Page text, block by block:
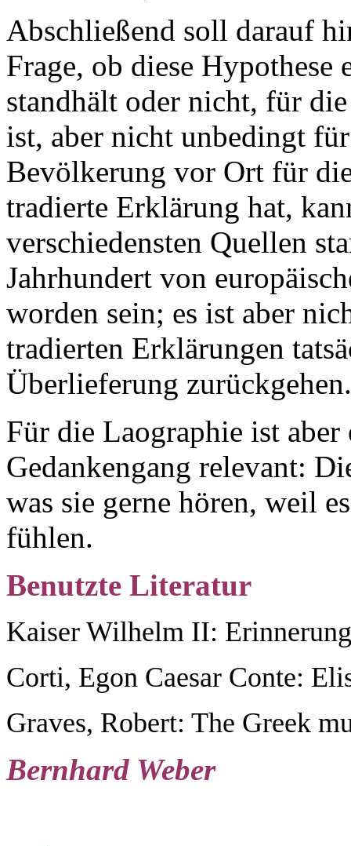
Abschließend soll darauf
Frage, ob diese
standhält oder nicht, für
ist, aber nicht unbedingt
Bevölkerung vor Ort für
tradierte Erklärung hat,
verschiedensten Quellen
Jahrhundert von
worden sein; es ist aber
tradierten Erklärungen
Überlieferung zurückgehen.
Für die Laographie ist
Gedankengang relevant:
was sie gerne hören, weil
fühlen.
Benutzte Literatur
Kaiser Wilhelm II:
Corti, Egon Caesar Conte:
Graves, Robert: The Greek
Bernhard Weber